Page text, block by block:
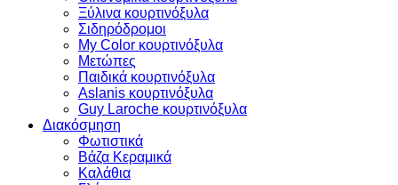
Ξύλινα κουρτινόξυλα
Σιδηρόδρομοι
My Color κουρτινόξυλα
Μετώπες
Παιδικά κουρτινόξυλα
Aslanis κουρτινόξυλα
Guy Laroche κουρτινόξυλα
Διακόσμηση
Φωτιστικά
Βάζα Κεραμικά
Καλάθια